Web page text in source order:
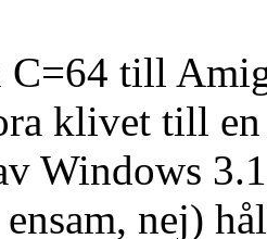
C=64 till
klivet till
Windows
nej)